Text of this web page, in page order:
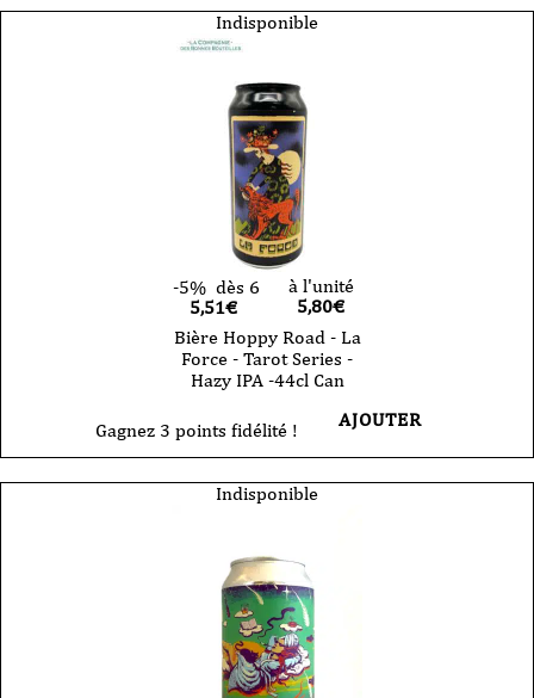
Indisponible
-5% dès 6
5,51€
à l'unité
5,80€
Bière Hoppy Road - La
Force - Tarot Series -
Hazy IPA -44cl Can
Gagnez 3 points fidélité ! AJOUTER
Indisponible